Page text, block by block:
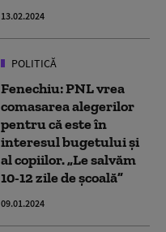
13.02.2024
POLITICĂ
Fenechiu: PNL vrea
comasarea alegerilor
pentru că este în
interesul bugetului şi
al copiilor. „Le salvăm
10-12 zile de şcoală”
09.01.2024